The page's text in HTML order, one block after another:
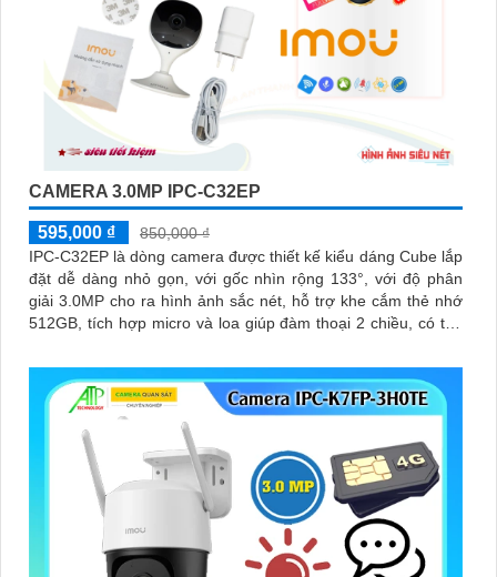
CAMERA 3.0MP IPC-C32EP
595,000 ₫
850,000 ₫
IPC-C32EP là dòng camera được thiết kế kiểu dáng Cube lắp
đặt dễ dàng nhỏ gọn, với gốc nhìn rộng 133°, với độ phân
giải 3.0MP cho ra hình ảnh sắc nét, hỗ trợ khe cắm thẻ nhớ
512GB, tích hợp micro và loa giúp đàm thoại 2 chiều, có thể